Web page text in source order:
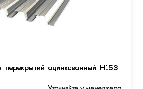
перекрытий оцинкованный Н153